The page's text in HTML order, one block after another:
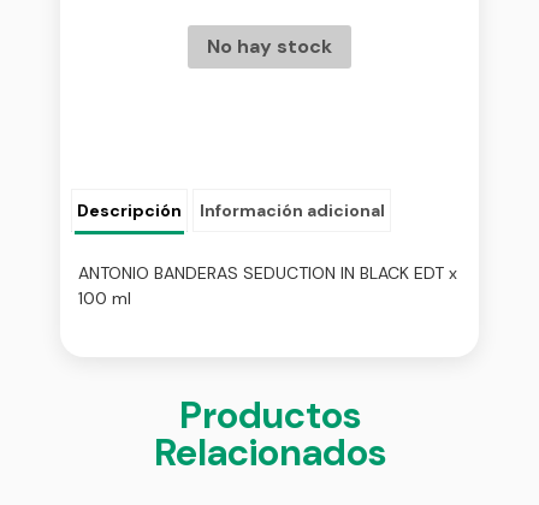
No hay stock
Descripción Información adicional
ANTONIO BANDERAS SEDUCTION IN BLACK EDT x
100 ml
Productos
Relacionados